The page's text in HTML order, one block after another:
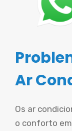
Ar
Os ar
o conforto